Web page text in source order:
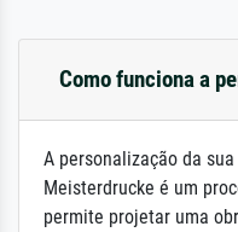
Como funciona a
A personalização da
Meisterdrucke é um
permite projetar uma